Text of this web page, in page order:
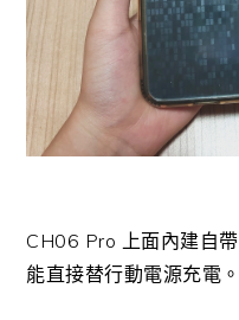
CH06 Pro 上面內建自
能直接替行動電源充電